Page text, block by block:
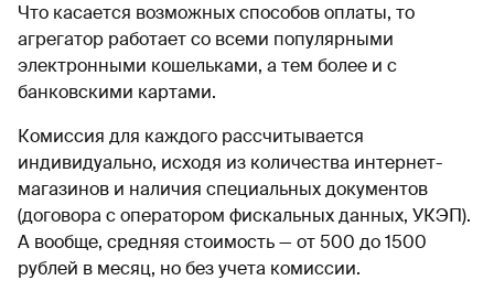
Что касается возможных способов оплаты, то
агрегатор работает со всеми популярными
электронными кошельками, а тем более и с
банковскими картами.
Комиссия для каждого рассчитывается
индивидуально, исходя из количества интернет-
магазинов и наличия специальных документов
(договора с оператором фискальных данных, УКЭП).
А вообще, средняя стоимость — от 500 до 1500
рублей в месяц, но без учета комиссии.